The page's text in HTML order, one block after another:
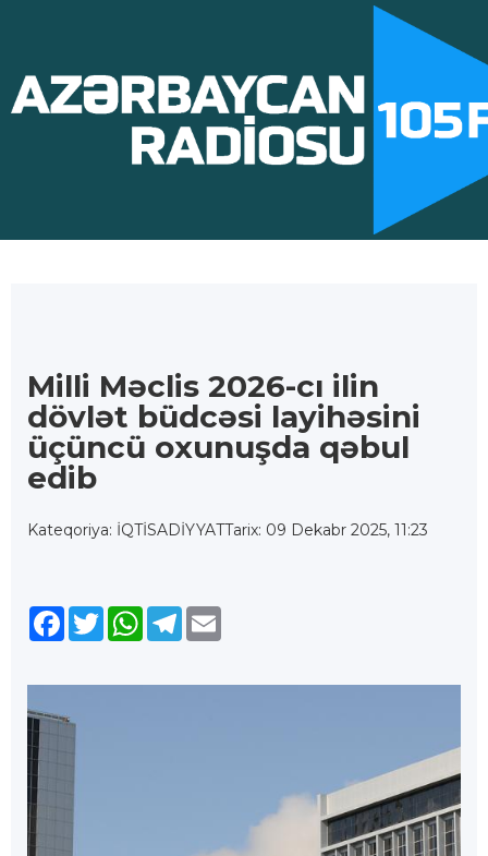
Milli Məclis 2026-cı ilin
dövlət büdcəsi layihəsini
üçüncü oxunuşda qəbul
edib
Kateqoriya: İQTİSADİYYATTarix: 09 Dekabr 2025, 11:23
Facebook
TwitterWhatsApp
Telegram